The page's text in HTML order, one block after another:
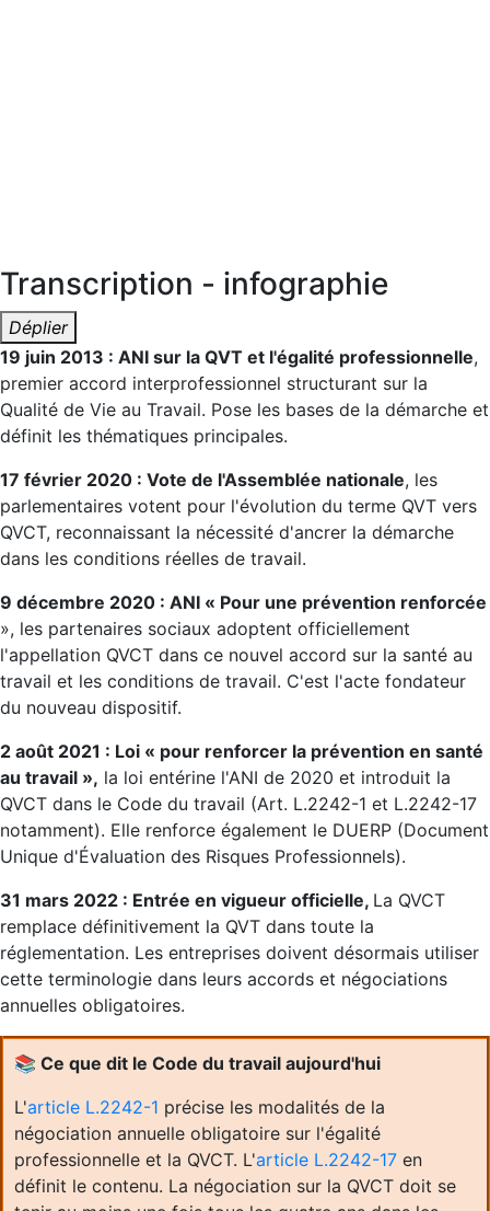
Transcription - infographie
Déplier
19 juin 2013 : ANI sur la QVT et l'égalité professionnelle,
premier accord interprofessionnel structurant sur la
Qualité de Vie au Travail. Pose les bases de la démarche et
définit les thématiques principales.
17 février 2020 : Vote de l'Assemblée nationale, les
parlementaires votent pour l'évolution du terme QVT vers
QVCT, reconnaissant la nécessité d'ancrer la démarche
dans les conditions réelles de travail.
9 décembre 2020 : ANI « Pour une prévention renforcée
», les partenaires sociaux adoptent officiellement
l'appellation QVCT dans ce nouvel accord sur la santé au
travail et les conditions de travail. C'est l'acte fondateur
du nouveau dispositif.
2 août 2021 : Loi « pour renforcer la prévention en santé
au travail », la loi entérine l'ANI de 2020 et introduit la
QVCT dans le Code du travail (Art. L.2242-1 et L.2242-17
notamment). Elle renforce également le DUERP (Document
Unique d'Évaluation des Risques Professionnels).
31 mars 2022 : Entrée en vigueur officielle, La QVCT
remplace définitivement la QVT dans toute la
réglementation. Les entreprises doivent désormais utiliser
cette terminologie dans leurs accords et négociations
annuelles obligatoires.
📚 Ce que dit le Code du travail aujourd'hui
L'article L.2242-1 précise les modalités de la
négociation annuelle obligatoire sur l'égalité
professionnelle et la QVCT. L'article L.2242-17 en
définit le contenu. La négociation sur la QVCT doit se